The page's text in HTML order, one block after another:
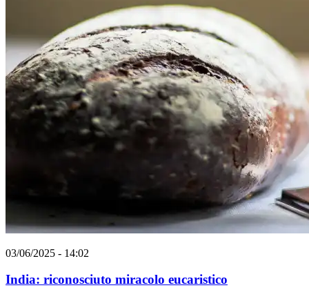
03/06/2025 - 14:02
India: riconosciuto miracolo eucaristico